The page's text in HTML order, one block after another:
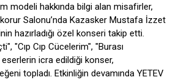
modeli hakkında bilgi alan misafirler,
Salonu’nda Kazasker Mustafa İzzet
hazırladığı özel konseri takip etti.
"Cıp Cıp Cücelerim", "Burası
eserlerin icra edildiği konser,
topladı. Etkinliğin devamında YETEV